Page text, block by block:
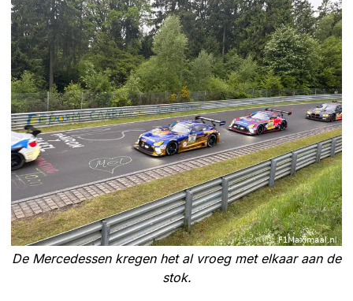
De Mercedessen kregen het al vroeg met elkaar aan de
stok.